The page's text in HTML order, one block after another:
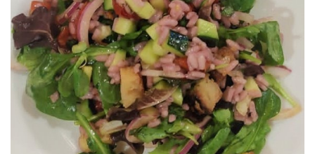
VEDI RICETTA